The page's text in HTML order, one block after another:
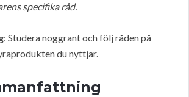
specifika råd.
: Studera noggrant och följ råden på
du nyttjar.